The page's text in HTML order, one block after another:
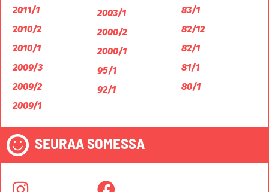
2011/1
2010/2
2010/1
2009/3
2009/2
2009/1
2003/1
2000/2
2000/1
95/1
92/1
83/1
82/12
82/1
81/1
80/1
SEURAA SOMESSA